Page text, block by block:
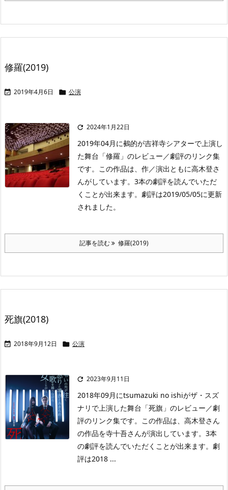
修羅(2019)
 2019年4月6日  公演
 2024年1月22日
2019年04月に鵺的が吉祥寺シアターで上演し
た舞台「修羅」のレビュー／劇評のリンク集
です。この作品は、作／演出ともに高木登さ
んがしています。3本の劇評を読んでいただ
くことが出来ます。劇評は2019/05/05に更新
されました。
記事を読む 修羅(2019)
死旗(2018)
 2018年9月12日  公演
 2023年9月11日
2018年09月にtsumazuki no ishiがザ・スズ
ナリで上演した舞台「死旗」のレビュー／劇
評のリンク集です。この作品は、高木登さん
の作品を寺十吾さんが演出しています。3本
の劇評を読んでいただくことが出来ます。劇
評は2018 ...